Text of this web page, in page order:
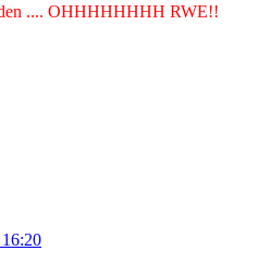
.... OHHHHHHHH RWE!!